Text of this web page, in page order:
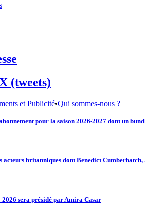
(tweets)
et Publicité•Qui sommes-nous ?
hommage, argentique, 4K, Clooney,
le seul cinéma de France à ...
pour la saison 2026-2027 dont un
britanniques dont Benedict Cumberbatch,
sera présidé par Amira Casar